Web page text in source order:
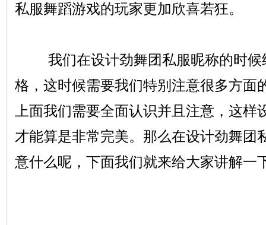
私服舞蹈游戏的玩家更加欣喜若狂。
我们在设计劲舞团私服昵称的时候
格，这时候需要我们特别注意很多方面
上面我们需要全面认识并且注意，这
才能算是非常完美。那么在设计劲舞团
意什么呢，下面我们就来给大家讲解一